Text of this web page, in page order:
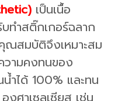
เป็นเนื้อ
ทำสติ๊กเกอร์ฉลาก
ณสมบัติจึงเหมาะสม
วามคงทนของ
ำได้ 100% และทน